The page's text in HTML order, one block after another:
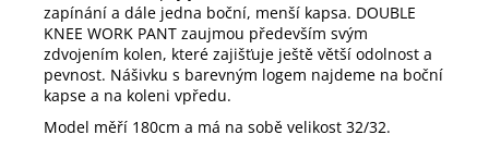
zapínání a dále jedna boční, menší kapsa. DOUBLE
KNEE WORK PANT zaujmou především svým
zdvojením kolen, které zajišťuje ještě větší odolnost a
pevnost. Nášivku s barevným logem najdeme na boční
kapse a na koleni vpředu.
Model měří 180cm a má na sobě velikost 32/32.